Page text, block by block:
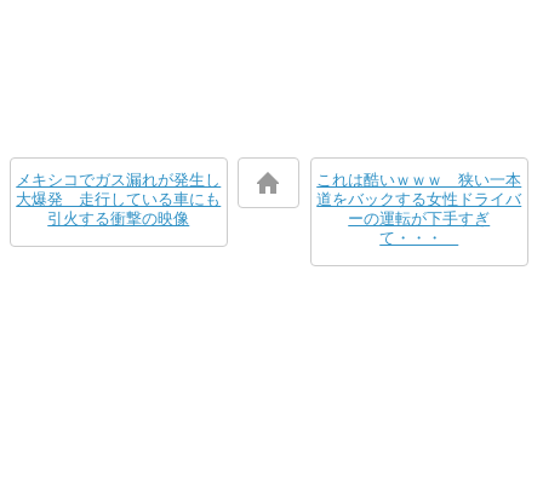
メキシコでガス漏れが発生し
大爆発 走行している車にも
引火する衝撃の映像
これは酷いｗｗｗ 狭い一本
道をバックする女性ドライバ
ーの運転が下手すぎ
て・・・